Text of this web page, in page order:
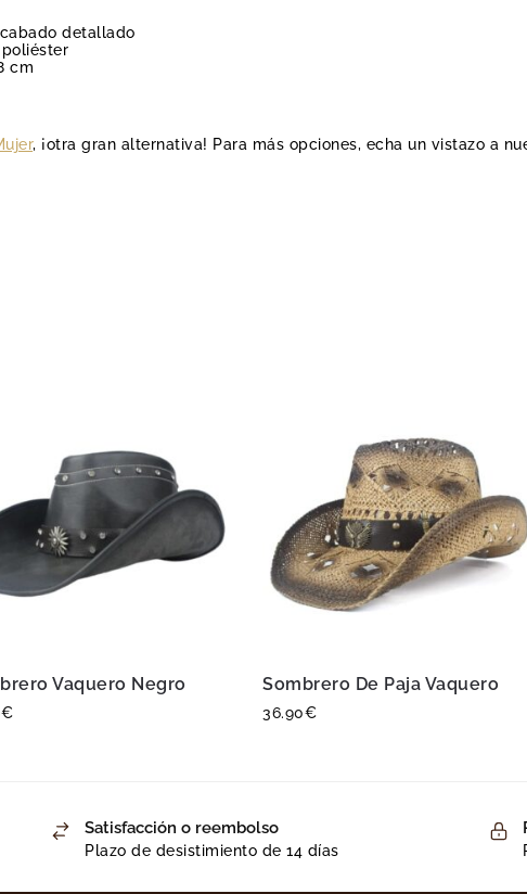
detallado
cm
, ¡otra gran alternativa! Para más opciones, echa un vistazo a
Vaquero Negro
€
Sombrero De Paja Vaquero
36.90€
Satisfacción o reembolso
Plazo de desistimiento de 14 días